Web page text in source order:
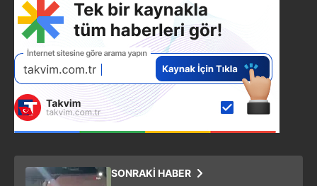
SONRAKİ HABER